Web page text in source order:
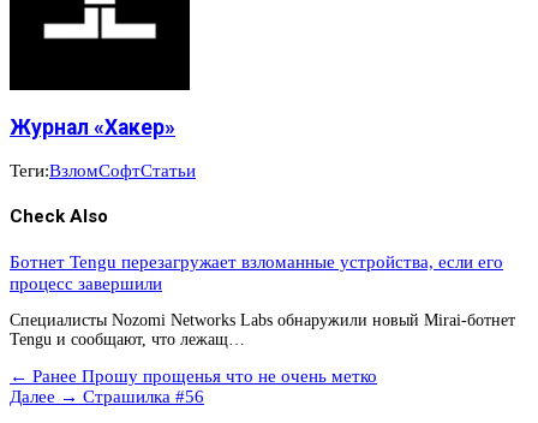
Журнал «Хакер»
Теги:ВзломСофтСтатьи
Check Also
Ботнет Tengu перезагружает взломанные устройства, если его
процесс завершили
Специалисты Nozomi Networks Labs обнаружили новый Mirai-ботнет
Tengu и сообщают, что лежащ…
← Ранее Прошу прощенья что не очень метко
Далее → Страшилка #56